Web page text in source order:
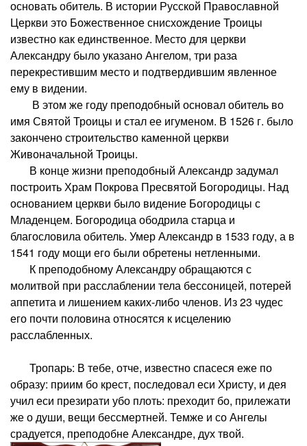
основать обитель. В истории Русской Православной
Церкви это Божественное снисхождение Троицы
известно как единственное. Место для церкви
Александру было указано Ангелом, три раза
перекрестившим место и подтвердившим явленное
ему в видении.
В этом же году преподобный основал обитель во
имя Святой Троицы и стал ее игуменом. В 1526 г. было
закончено строительство каменной церкви
Живоначальной Троицы.
В конце жизни преподобный Александр задумал
построить Храм Покрова Пресвятой Богородицы. Над
основанием церкви было видение Богородицы с
Младенцем. Богородица ободрила старца и
благословила обитель. Умер Александр в 1533 году, а в
1541 году мощи его были обретены нетленными.
К преподобному Александру обращаются с
молитвой при расслаблении тела бессоницей, потерей
аппетита и лишением каких-либо членов. Из 23 чудес
его почти половина относятся к исцелению
расслабленных.
Тропарь: В тебе, отче, известно спасеся еже по
образу: приим бо крест, последовал еси Христу, и дея
учил еси презирати убо плоть: преходит бо, прилежати
же о души, вещи бессмертней. Темже и со Ангелы
срадуется, преподобне Александре, дух твой.